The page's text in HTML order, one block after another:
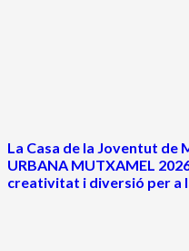
La Casa de la Joventut de
URBANA MUTXAMEL
creativitat i diversió per a